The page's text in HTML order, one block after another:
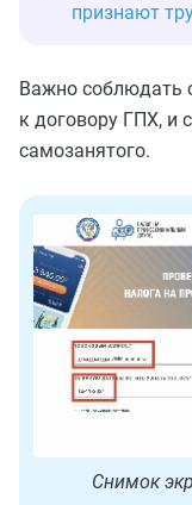
признают
Важно соблюдать
к договору ГПХ, и
самозанятого.
Снимок